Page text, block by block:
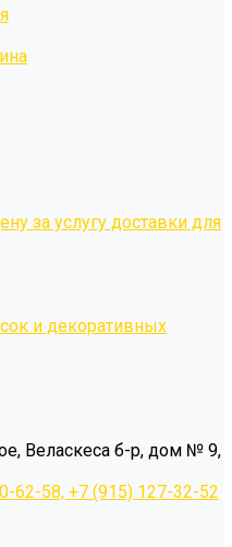
за услугу доставки для
и декоративных
Веласкеса б-р, дом № 9,
62-58, +7 (915) 127-32-52